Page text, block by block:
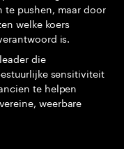
pushen, maar door
welke koers
is.
die
sensitiviteit
te helpen
weerbare